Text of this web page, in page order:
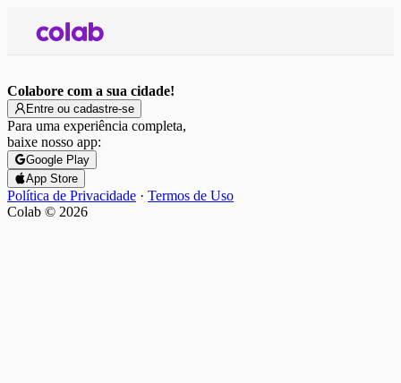
Colabore com a sua cidade!
Entre ou cadastre-se
Para uma experiência completa,
baixe nosso app:
Google Play
App Store
Política de Privacidade · Termos de Uso
Colab © 2026